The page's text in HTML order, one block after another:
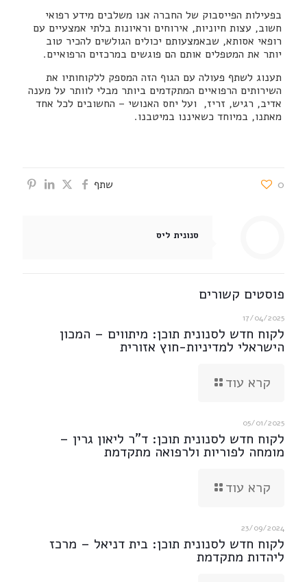
בפעילות הפייסבוק של החברה אנו משלבים מידע רפואי
חשוב, עצות חיוניות, אירוחים וראיונות בלתי אמצעיים עם
רופאי אסותא, שבאמצעותם יכולים הגולשים להכיר טוב
יותר את המטפלים אותם הם פוגשים במרכזים הרפואיים.
תענוג לשתף פעולה עם הגוף הזה המספק ללקוחותיו את
השירותים הרפואיים המתקדמים ביותר מבלי לוותר על מענה
אדיב, רגיש, זריז, ועל יחס האנושי – החשובים לכל אחד
מאתנו, במיוחד כשאיננו במיטבנו.
שתף 0
סנונית ליס
פוסטים קשורים
17/04/2025
לקוח חדש לסנונית תוכן: מיתווים – המכון
הישראלי למדיניות-חוץ אזורית
קרא עוד
05/01/2025
לקוח חדש לסנונית תוכן: ד"ר ליאון גרין –
מומחה לפוריות ולרפואה מתקדמת
קרא עוד
23/09/2024
לקוח חדש לסנונית תוכן: בית דניאל – מרכז
ליהדות מתקדמת